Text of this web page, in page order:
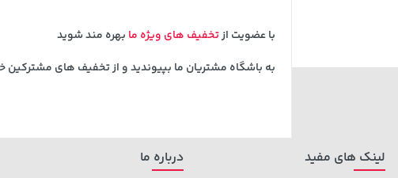
با عضویت ازتخفیف های ویژه ما بهره مند شوید
به باشگاه مشتریان ما بپیوندید و از تخفیف های مشترکین
لینک های مفید درباره ما